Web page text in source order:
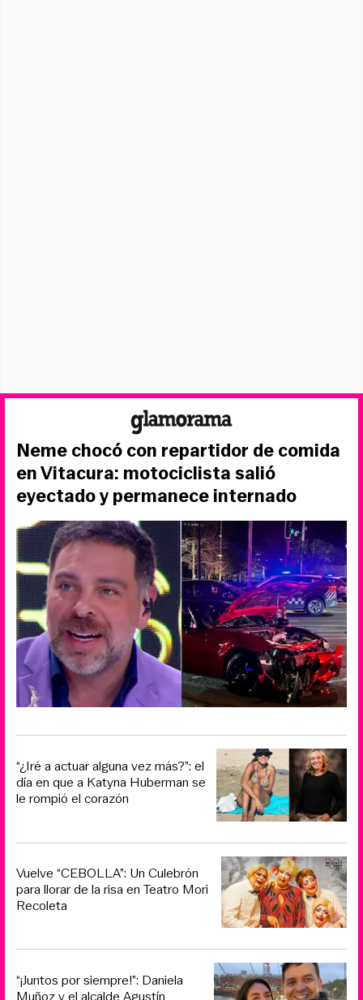
Neme chocó con repartidor de comida
en Vitacura: motociclista salió
eyectado y permanece internado
“¿Iré a actuar alguna vez más?”: el
día en que a Katyna Huberman se
le rompió el corazón
Vuelve “CEBOLLA”: Un Culebrón
para llorar de la risa en Teatro Mori
Recoleta
“¡Juntos por siempre!”: Daniela